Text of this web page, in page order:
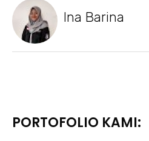
Ina Barina
PORTOFOLIO KAMI: